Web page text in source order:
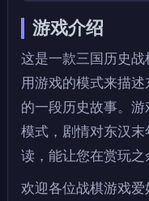
游戏介绍
这是一款三国历史战
用游戏的模式来描
的一段历史故事。
模式，剧情对东汉
读，能让您在赏玩之
欢迎各位战棋游戏爱